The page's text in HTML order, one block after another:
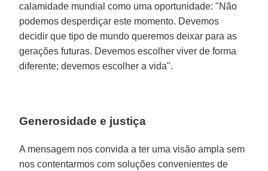
calamidade mundial como uma oportunidade: "Não
podemos desperdiçar este momento. Devemos
decidir que tipo de mundo queremos deixar para as
gerações futuras. Devemos escolher viver de forma
diferente; devemos escolher a vida".
Generosidade e justiça
A mensagem nos convida a ter uma visão ampla sem
nos contentarmos com soluções convenientes de